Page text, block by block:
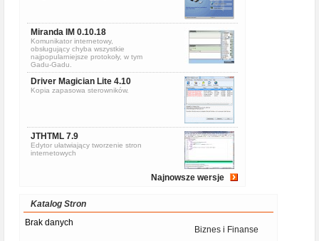
Miranda IM 0.10.18
Komunikator internetowy,
obsługujący chyba wszystkie
najpopularniejsze protokoły, w tym
Gadu-Gadu.
Driver Magician Lite 4.10
Kopia zapasowa sterowników.
JTHTML 7.9
Edytor ułatwiający tworzenie stron
internetowych
Najnowsze wersje
Katalog Stron
Brak danych
Biznes i Finanse